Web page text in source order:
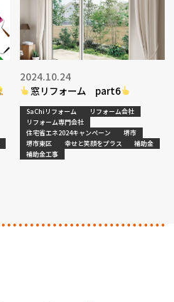
窓リフォーム part6
2024.10.24
SaChiリフォーム
リフォーム会社
リフォーム専門会社
住宅省エネ2024キャンペーン
堺市
堺市東区
幸せと笑顔をプラス
補助金
補助金工事